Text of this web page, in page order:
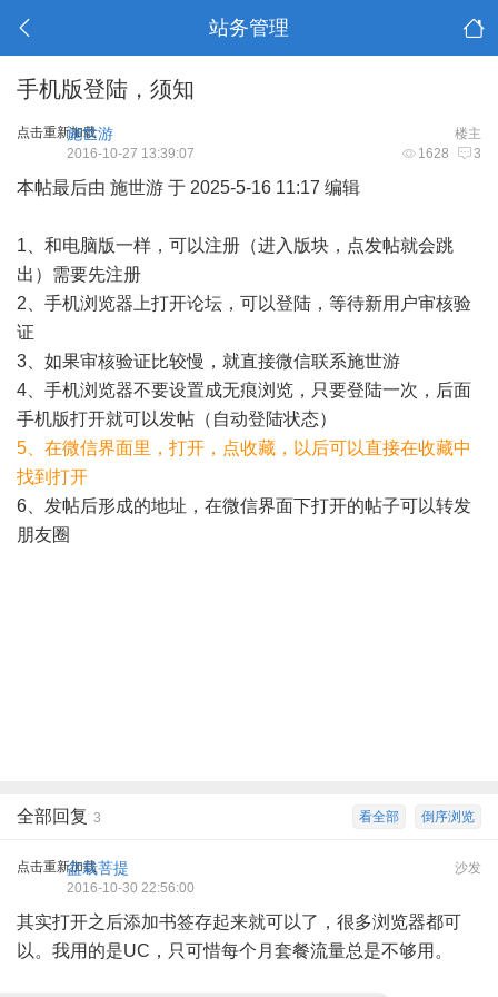
站务管理
手机版登陆，须知
点击重新加载 楼主
施世游
1628 3
2016-10-27 13:39:07
本帖最后由 施世游 于 2025-5-16 11:17 编辑
1、和电脑版一样，可以注册（进入版块，点发帖就会跳
出）需要先注册
2、手机浏览器上打开论坛，可以登陆，等待新用户审核验
证
3、如果审核验证比较慢，就直接微信联系施世游
4、手机浏览器不要设置成无痕浏览，只要登陆一次，后面
手机版打开就可以发帖（自动登陆状态）
5、在微信界面里，打开，点收藏，以后可以直接在收藏中
找到打开
6、发帖后形成的地址，在微信界面下打开的帖子可以转发
朋友圈
倒序浏览
看全部
全部回复 3
点击重新加载 沙发
盆栽菩提
2016-10-30 22:56:00
其实打开之后添加书签存起来就可以了，很多浏览器都可
以。我用的是UC，只可惜每个月套餐流量总是不够用。